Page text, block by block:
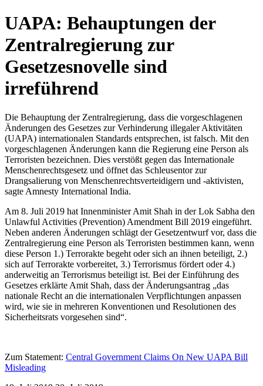
UAPA: Behauptungen der
Zentralregierung zur
Gesetzesnovelle sind
irreführend
Die Behauptung der Zentralregierung, dass die vorgeschlagenen
Änderungen des Gesetzes zur Verhinderung illegaler Aktivitäten
(UAPA) internationalen Standards entsprechen, ist falsch. Mit den
vorgeschlagenen Änderungen kann die Regierung eine Person als
Terroristen bezeichnen. Dies verstößt gegen das Internationale
Menschenrechtsgesetz und öffnet das Schleusentor zur
Drangsalierung von Menschenrechtsverteidigern und -aktivisten,
sagte Amnesty International India.
Am 8. Juli 2019 hat Innenminister Amit Shah in der Lok Sabha den
Unlawful Activities (Prevention) Amendment Bill 2019 eingeführt.
Neben anderen Änderungen schlägt der Gesetzentwurf vor, dass die
Zentralregierung eine Person als Terroristen bestimmen kann, wenn
diese Person 1.) Terrorakte begeht oder sich an ihnen beteiligt, 2.)
sich auf Terrorakte vorbereitet, 3.) Terrorismus fördert oder 4.)
anderweitig an Terrorismus beteiligt ist. Bei der Einführung des
Gesetzes erklärte Amit Shah, dass der Änderungsantrag „das
nationale Recht an die internationalen Verpflichtungen anpassen
wird, wie sie in mehreren Konventionen und Resolutionen des
Sicherheitsrats vorgesehen sind“.
Zum Statement: Central Government Claims On New UAPA Bill
Misleading